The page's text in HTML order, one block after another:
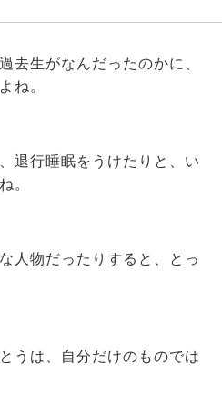
去生がなんだったのかに、
ね。
退行睡眠をうけたりと、い
。
人物だったりすると、とっ
うは、自分だけのものでは